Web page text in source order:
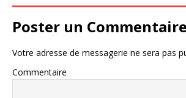
Poster un Commentaire
Votre adresse de messagerie ne sera pas
Commentaire